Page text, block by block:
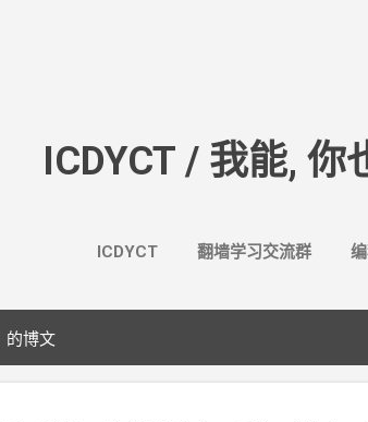
ICDYCT / 我能, 你
ICDYCT 翻墙学习交流群
的博文